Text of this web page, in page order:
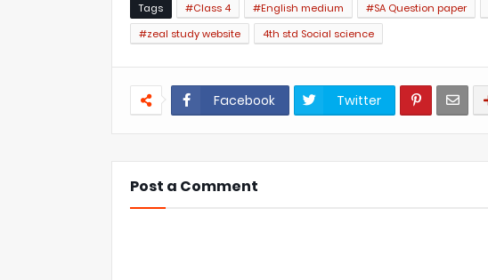
Tags #Class 4 #English medium #SA Question paper
#zeal study website
4th std Social science
Facebook Twitter
Post a Comment